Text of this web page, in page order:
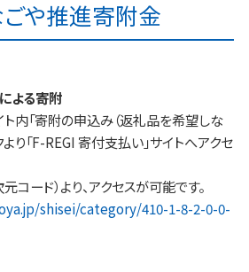
や推進寄附金
による寄附
内「寄附の申込み（返礼品を希望しな
より「F-REGI 寄付支払い」サイトへアクセ
ード）より、アクセスが可能です。
shisei/category/410-1-8-2-0-0-